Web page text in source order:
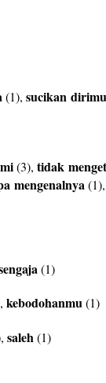
(1), sucikan dirimu
(3), tidak
mengenalnya(1),
(1)
kebodohanmu(1)
saleh(1)